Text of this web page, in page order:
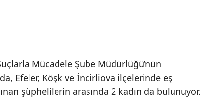
Mücadele Şube Müdürlüğü’nün
Efeler, Köşk ve İncirliova ilçelerinde eş
şüphelilerin arasında 2 kadın da bulunuyor.